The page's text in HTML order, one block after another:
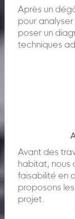
Après un
pour
poser un
techniques
Avant des
habitat, nous
faisabilité en
proposons
projet.